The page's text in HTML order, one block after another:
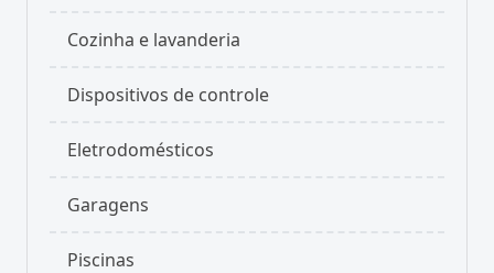
Cozinha e lavanderia
Dispositivos de controle
Eletrodomésticos
Garagens
Piscinas